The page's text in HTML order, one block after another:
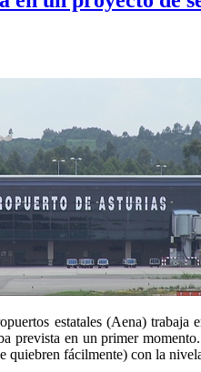
estatales (Aena)
prevista en un primer
quiebren fácilmente) con la